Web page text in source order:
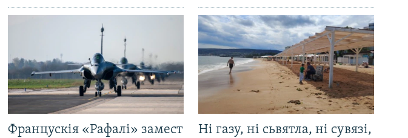
Францускія «Рафалі» замест
Ні газу, ні сьвятла, ні сувязі,